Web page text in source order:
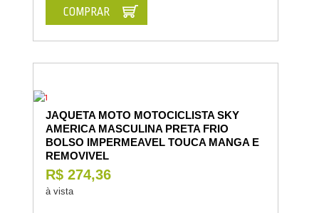
COMPRAR
JAQUETA MOTO MOTOCICLISTA SKY
AMERICA MASCULINA PRETA FRIO
BOLSO IMPERMEAVEL TOUCA MANGA E
REMOVIVEL
R$ 274,36
à vista